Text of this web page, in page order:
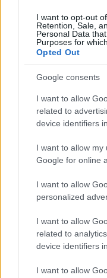
I want to opt-out
Retention, Sale,
Personal Data
Purposes for
Opted Out
Google consents
I want to allow
related to
device identifiers
I want to allow
Google for online
I want to allow
personalized
I want to allow
related to
device identifiers
I want to allow
#jonathan
#odluka